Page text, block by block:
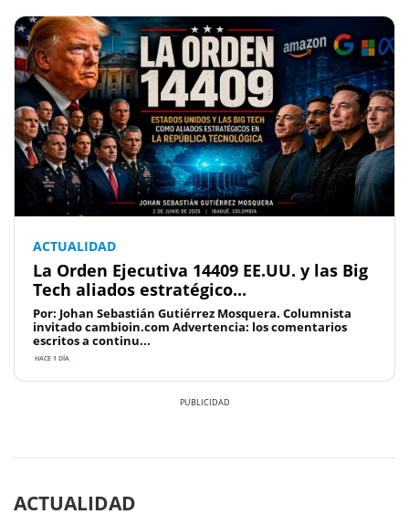
ACTUALIDAD
La Orden Ejecutiva 14409 EE.UU. y las Big
Tech aliados estratégico...
Por: Johan Sebastián Gutiérrez Mosquera. Columnista
invitado cambioin.com Advertencia: los comentarios
escritos a continu...
HACE 1 DÍA
ACTUALIDAD